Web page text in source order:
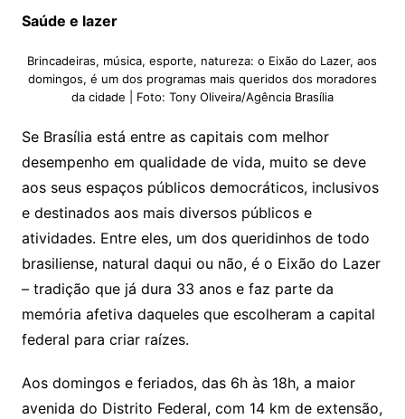
Saúde e lazer
Brincadeiras, música, esporte, natureza: o Eixão do Lazer, aos
domingos, é um dos programas mais queridos dos moradores
da cidade | Foto: Tony Oliveira/Agência Brasília
Se Brasília está entre as capitais com melhor
desempenho em qualidade de vida, muito se deve
aos seus espaços públicos democráticos, inclusivos
e destinados aos mais diversos públicos e
atividades. Entre eles, um dos queridinhos de todo
brasiliense, natural daqui ou não, é o Eixão do Lazer
– tradição que já dura 33 anos e faz parte da
memória afetiva daqueles que escolheram a capital
federal para criar raízes.
Aos domingos e feriados, das 6h às 18h, a maior
avenida do Distrito Federal, com 14 km de extensão,